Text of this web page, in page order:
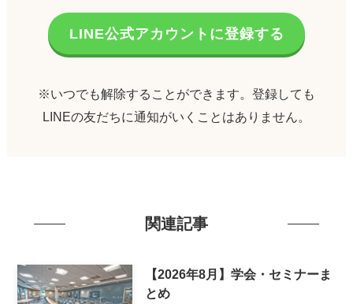
LINE公式アカウントに登録する
※いつでも解除することができます。登録しても
LINEの友だちに通知がいくことはありません。
関連記事
【2026年8月】学会・セミナーま
とめ